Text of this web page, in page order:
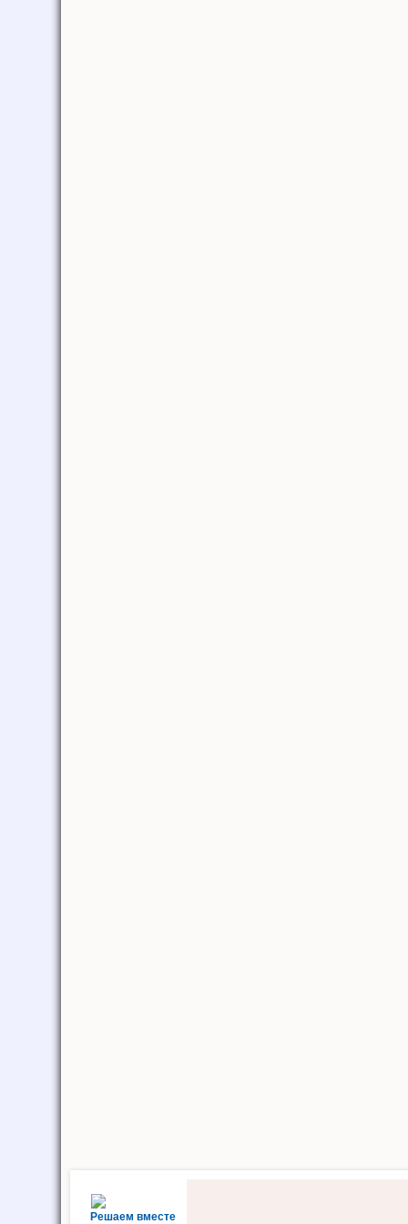
Решаем вместе